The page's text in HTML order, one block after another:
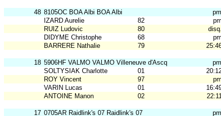
48 8105OC BOA Albi BOA Albi
pm
IZARD Aurelie
82
RUIZ Ludovic
80
DIDYME Christophe
68
BARRERE Nathalie
79
18 5906HF VALMO VALMO Villeneuve d'Ascq
pm
SOLTYSIAK Charlotte
01
ROY Vincent
97
VARIN Lucas
01
ANTOINE Manon
02
17 0705AR Raidlink's 07 Raidlink's 07
pm